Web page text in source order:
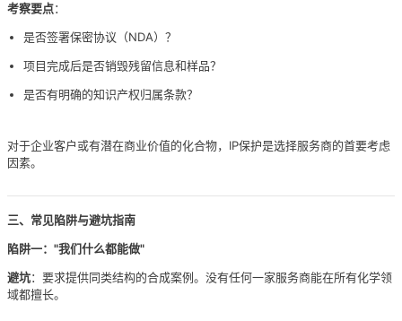
考察要点：
是否签署保密协议（NDA）？
项目完成后是否销毁残留信息和样品？
是否有明确的知识产权归属条款？
对于企业客户或有潜在商业价值的化合物，IP保护是选择服务商的首要考虑
因素。
三、常见陷阱与避坑指南
陷阱一："我们什么都能做"
避坑：要求提供同类结构的合成案例。没有任何一家服务商能在所有化学领
域都擅长。